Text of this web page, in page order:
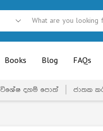
Books Blog FAQs
විශේෂ දහම් පොත් ජාතක